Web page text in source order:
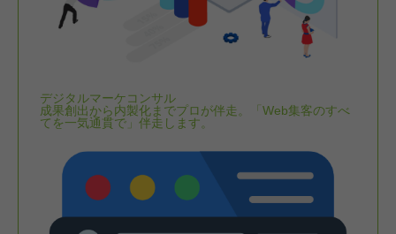
デジタルマーケコンサル
成果創出から内製化までプロが伴走。「Web集客のすべ
てを一気通貫で」伴走します。